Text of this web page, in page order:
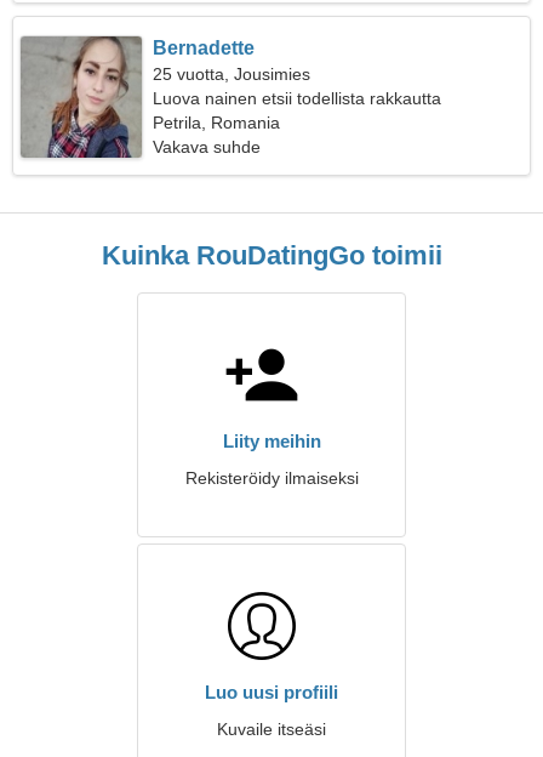
Bernadette
25 vuotta, Jousimies
Luova nainen etsii todellista rakkautta
Petrila, Romania
Vakava suhde
Kuinka RouDatingGo toimii
Liity meihin
Rekisteröidy ilmaiseksi
Luo uusi profiili
Kuvaile itseäsi